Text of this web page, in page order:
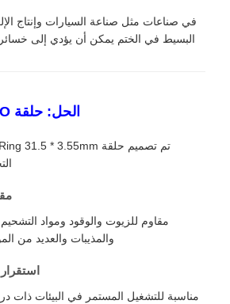
في صناعات مثل صناعة السيارات وإنتاج
البسيط في الختم يمكن أن يؤدي إلى خسائر
الحل: حلقة FKM O عالية الأداء
مقاوم للزيوت والوقود ومواد التشحيم
والمذيبات والعديد من
مناسبة للتشغيل المستمر في البيئات ذات